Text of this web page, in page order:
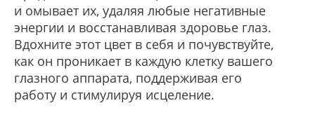
и омывает их, удаляя любые негативные
энергии и восстанавливая здоровье глаз.
Вдохните этот цвет в себя и почувствуйте,
как он проникает в каждую клетку вашего
глазного аппарата, поддерживая его
работу и стимулируя исцеление.